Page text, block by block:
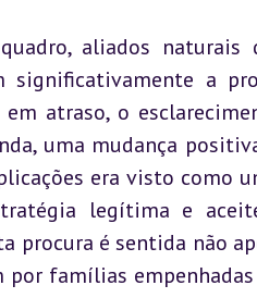
aliados
significativamente a
atraso, o
uma mudança
era visto como
legítima e
procura é sentida não
famílias